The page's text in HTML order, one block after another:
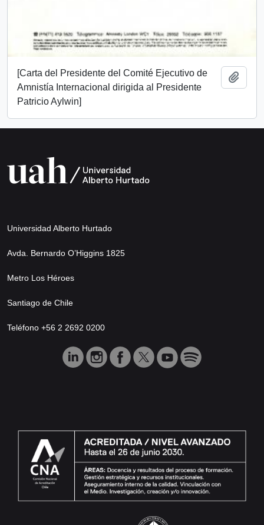
[Carta del Presidente del Comité Ejecutivo de
Amnistía Internacional dirigida al Presidente
Patricio Aylwin]
Universidad Alberto Hurtado
Avda. Bernardo O’Higgins 1825
Metro Los Héroes
Santiago de Chile
Teléfono +56 2 2692 0200